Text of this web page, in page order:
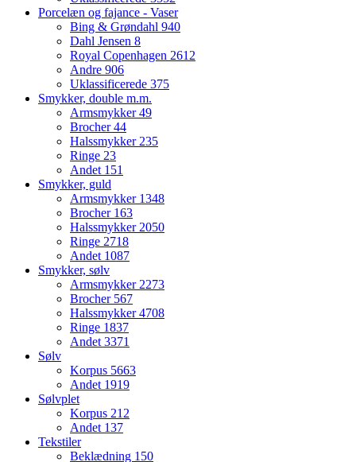
Porcelæn og fajance - Vaser
Bing & Grøndahl 940
Dahl Jensen 8
Royal Copenhagen 2612
Andre 906
Uklassificerede 375
Smykker, double m.m.
Armsmykker49
Brocher44
Halssmykker235
Ringe 23
Andet 151
Smykker, guld
Armsmykker 1348
Brocher 163
Halssmykker2050
Ringe 2718
Andet 1087
Smykker, sølv
Armsmykker2273
Brocher 567
Halssmykker4708
Ringe 1837
Andet3371
Sølv
Korpus 5663
Andet 1919
Sølvplet
Korpus 212
Andet 137
Tekstiler
Beklædning 150